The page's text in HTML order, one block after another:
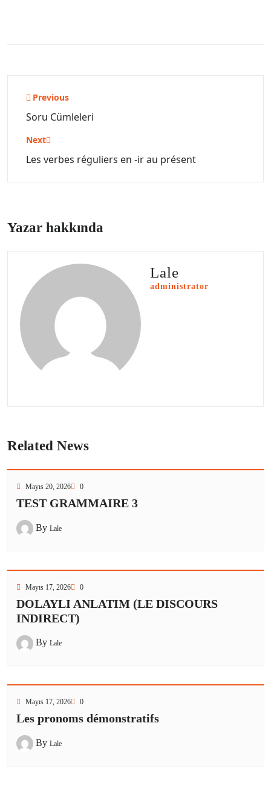
Yazı
gezinmesi
Previous
Soru Cümleleri
Next
Les verbes réguliers en -ir au présent
Yazar hakkında
Lale
administrator
Related News
Mayıs 20, 2026 0
TEST GRAMMAIRE 3
By Lale
Mayıs 17, 2026 0
DOLAYLI ANLATIM (LE DISCOURS
INDIRECT)
By Lale
Mayıs 17, 2026 0
Les pronoms démonstratifs
By Lale